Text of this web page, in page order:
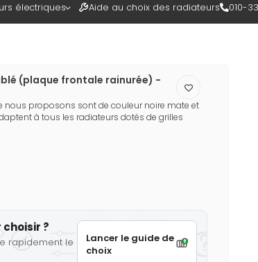
électriques Aide au choix des radiateurs 010-
(plaque frontale rainurée) -
nous proposons sont de couleur noire mate et
à tous les radiateurs dotés de grilles
?
rapidement le
Lancer le guide de
choix